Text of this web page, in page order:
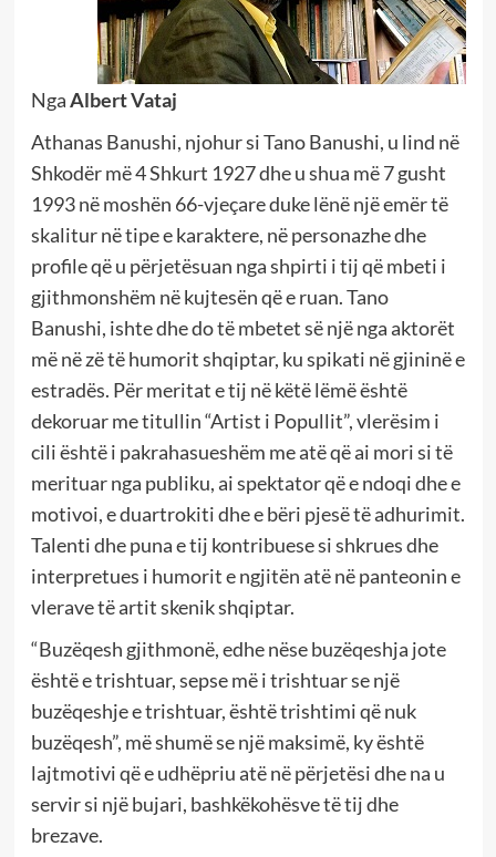
NgaAlbert Vataj
Athanas Banushi, njohur si Tano Banushi, u lind në
Shkodër më 4 Shkurt 1927 dhe u shua më 7 gusht
1993 në moshën 66-vjeçare duke lënë një emër të
skalitur në tipe e karaktere, në personazhe dhe
profile që u përjetësuan nga shpirti i tij që mbeti i
gjithmonshëm në kujtesën që e ruan. Tano
Banushi, ishte dhe do të mbetet së një nga aktorët
më në zë të humorit shqiptar, ku spikati në gjininë e
estradës. Për meritat e tij në këtë lëmë është
dekoruar me titullin “Artist i Popullit”, vlerësim i
cili është i pakrahasueshëm me atë që ai mori si të
merituar nga publiku, ai spektator që e ndoqi dhe e
motivoi, e duartrokiti dhe e bëri pjesë të adhurimit.
Talenti dhe puna e tij kontribuese si shkrues dhe
interpretues i humorit e ngjitën atë në panteonin e
vlerave të artit skenik shqiptar.
“Buzëqesh gjithmonë, edhe nëse buzëqeshja jote
është e trishtuar, sepse më i trishtuar se një
buzëqeshje e trishtuar, është trishtimi që nuk
buzëqesh”, më shumë se një maksimë, ky është
lajtmotivi që e udhëpriu atë në përjetësi dhe na u
servir si një bujari, bashkëkohësve të tij dhe
brezave.